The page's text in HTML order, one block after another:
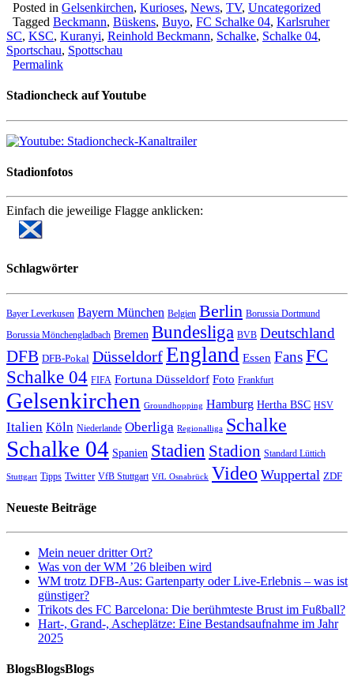
Posted in Gelsenkirchen, Kurioses, News, TV, Uncategorized
Tagged Beckmann, Büskens, Buyo, FC Schalke 04, Karlsruher
SC, KSC, Kuranyi, Reinhold Beckmann, Schalke, Schalke 04,
Sportschau, Spottschau
Permalink
Stadioncheck auf Youtube
Stadionfotos
Einfach die jeweilige Flagge anklicken:
Schlagwörter
Bayer Leverkusen Bayern München Belgien Berlin Borussia Dortmund
Borussia Mönchengladbach Bremen Bundesliga BVB Deutschland
DFB DFB-Pokal DüsseldorfEngland Essen FansFC
Schalke 04 FIFA Fortuna Düsseldorf Foto Frankfurt
Gelsenkirchen Groundhopping Hamburg Hertha BSC HSV
Italien Köln Niederlande Oberliga Regionalliga Schalke
Schalke 04 Spanien Stadien Stadion Standard Lüttich
Stuttgart Tipps Twitter VfB Stuttgart VfL Osnabrück Video Wuppertal ZDF
Neueste Beiträge
Mein neuer dritter Ort?
Was von der WM ’26 bleiben wird
WM trotz DFB-Aus: Gartenparty oder Live-Erlebnis – was ist
günstiger?
Trikots des FC Barcelona: Die berühmteste Brust im Fußball?
Hart-, Grand-, Ascheplätze: Eine Bestandsaufnahme im Jahr
2025
BlogsBlogsBlogs